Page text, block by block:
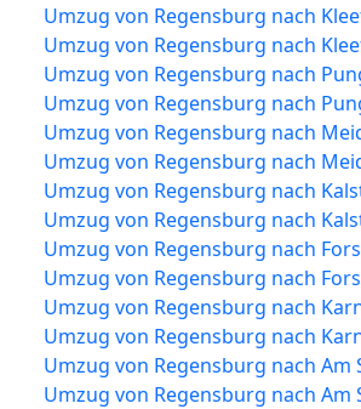
Umzug von Regensburg nach
Umzug von Regensburg nach
Umzug von Regensburg nach
Umzug von Regensburg nach
Umzug von Regensburg nach
Umzug von Regensburg nach
Umzug von Regensburg nach
Umzug von Regensburg nach
Umzug von Regensburg nach
Umzug von Regensburg nach
Umzug von Regensburg nach
Umzug von Regensburg nach
Umzug von Regensburg nach Am
Umzug von Regensburg nach Am